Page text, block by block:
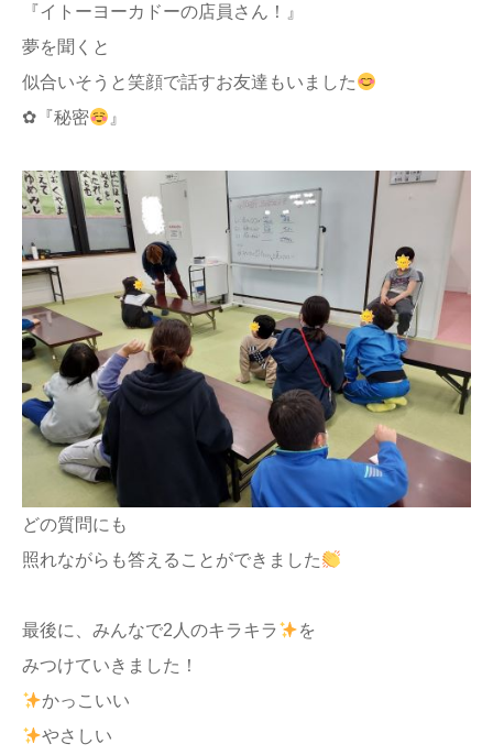
『イトーヨーカドーの店員さん！』
夢を聞くと
似合いそうと笑顔で話すお友達もいました
✿『秘密
』
どの質問にも
照れながらも答えることができました
最後に、みんなで2人のキラキラ
を
みつけていきました！
かっこいい
やさしい